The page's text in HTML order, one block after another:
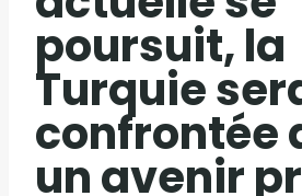
poursuit, la
Turquie
confrontée
un avenir